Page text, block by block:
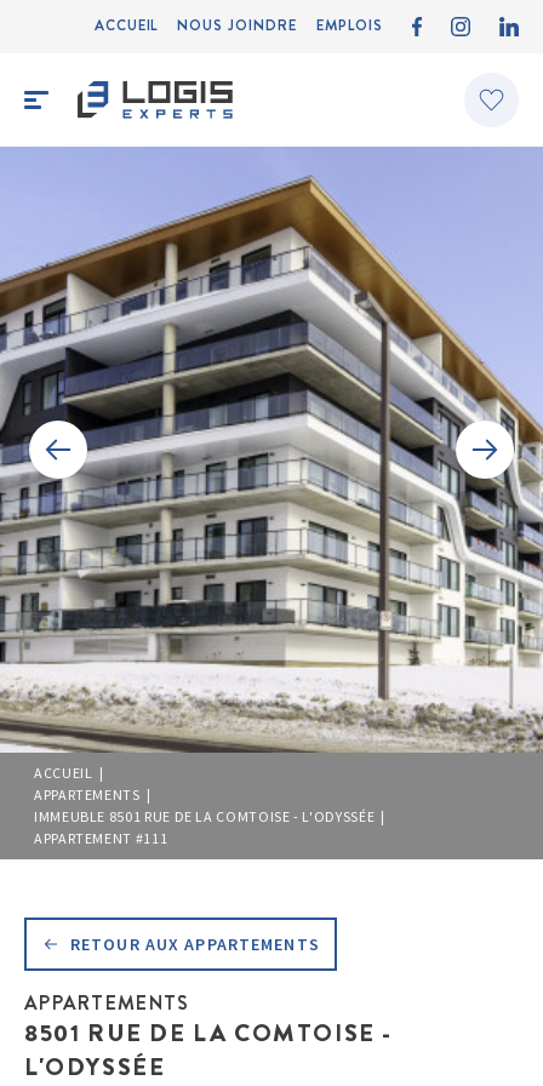
ACCUEIL NOUS JOINDRE EMPLOIS
ACCUEIL |
APPARTEMENTS |
IMMEUBLE 8501 RUE DE LA COMTOISE - L'ODYSSÉE |
APPARTEMENT #111
APPARTEMENTS
8501 RUE DE LA COMTOISE -
L'ODYSSÉE
RETOUR AUX APPARTEMENTS